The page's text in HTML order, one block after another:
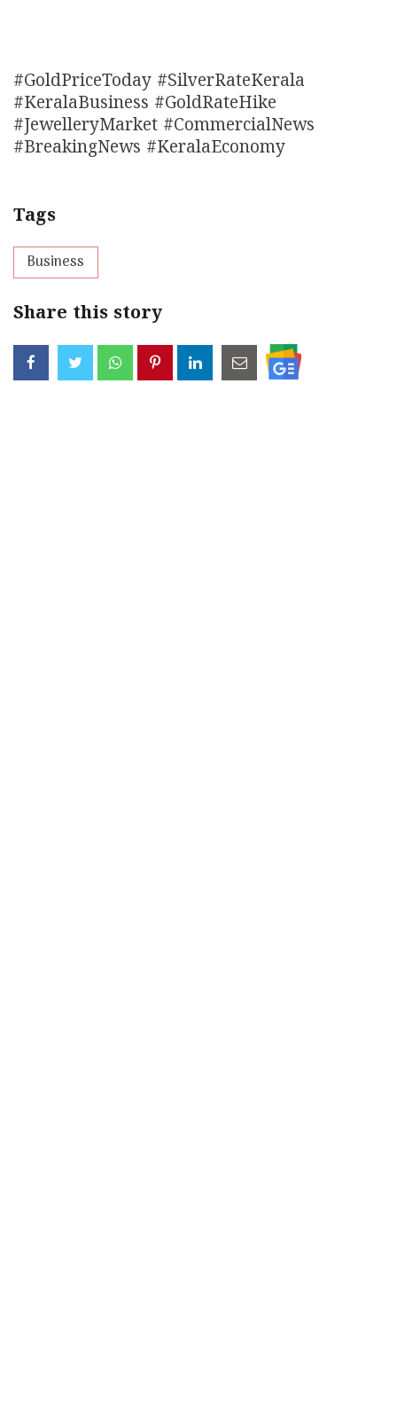
#GoldPriceToday #SilverRateKerala
#KeralaBusiness #GoldRateHike
#JewelleryMarket #CommercialNews
#BreakingNews #KeralaEconomy
Tags
Business
Share this story